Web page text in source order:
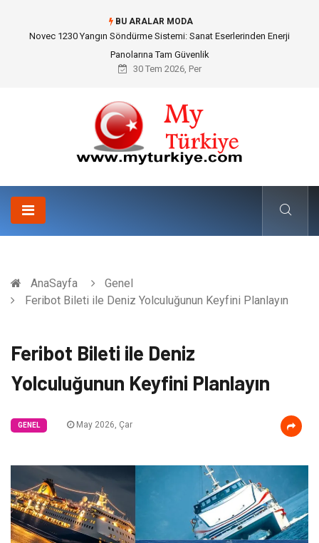
BU ARALAR MODA
Skoda Yedek Parça Seçiminde Teknik Uyumluluk ve Sürüş Konforu
30 Tem 2026, Per
AnaSayfa
Genel
Feribot Bileti ile Deniz Yolculuğunun Keyfini Planlayın
Feribot Bileti ile Deniz
Yolculuğunun Keyfini Planlayın
GENEL May 2026, Çar